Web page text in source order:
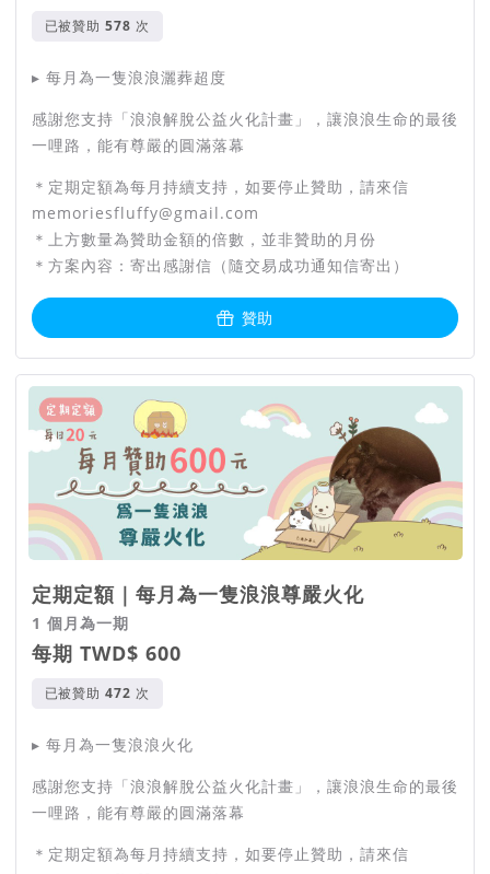
已被贊助 次
▸ 每月為一隻浪浪灑葬超度
感謝您支持「浪浪解脫公益火化計畫」，讓浪浪生命的最後
一哩路，能有尊嚴的圓滿落幕
＊定期定額為每月持續支持，如要停止贊助，請來信
memoriesfluffy@gmail.com
＊上方數量為贊助金額的倍數，並非贊助的月份
＊方案內容：寄出感謝信（隨交易成功通知信寄出）
贊助
定期定額｜每月為一隻浪浪尊嚴火化
1 個月為一期
每期 TWD$ 600
已被贊助 次
▸ 每月為一隻浪浪火化
感謝您支持「浪浪解脫公益火化計畫」，讓浪浪生命的最後
一哩路，能有尊嚴的圓滿落幕
＊定期定額為每月持續支持，如要停止贊助，請來信